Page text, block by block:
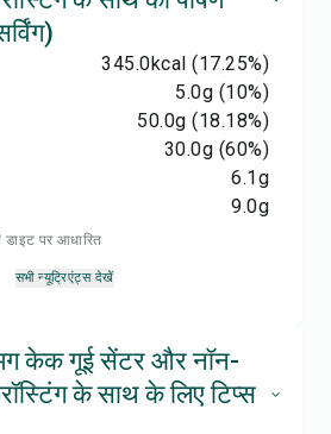
345.0kcal (17.25%)
5.0g (10%)
50.0g (18.18%)
30.0g (60%)
6.1g
9.0g
पर आधारित
सभी न्यूट्रिएंट्स देखें
केक गूई सेंटर और नॉन-
के साथ के लिए टिप्स